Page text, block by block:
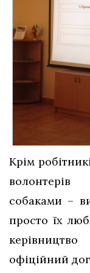
Крім
собаками –
просто їх
офіційний